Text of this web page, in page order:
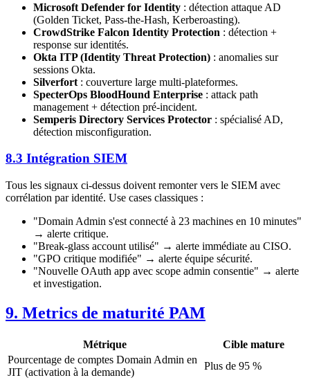
Microsoft Defender for Identity : détection attaque AD
(Golden Ticket, Pass-the-Hash, Kerberoasting).
CrowdStrike Falcon Identity Protection : détection +
response sur identités.
Okta ITP (Identity Threat Protection) : anomalies sur
sessions Okta.
Silverfort : couverture large multi-plateformes.
SpecterOps BloodHound Enterprise : attack path
management + détection pré-incident.
Semperis Directory Services Protector : spécialisé AD,
détection misconfiguration.
8.3 Intégration SIEM
Tous les signaux ci-dessus doivent remonter vers le SIEM avec
corrélation par identité. Use cases classiques :
"Domain Admin s'est connecté à 23 machines en 10 minutes"
→ alerte critique.
"Break-glass account utilisé" → alerte immédiate au CISO.
"GPO critique modifiée" → alerte équipe sécurité.
"Nouvelle OAuth app avec scope admin consentie" → alerte
et investigation.
9. Metrics de maturité PAM
Métrique
Cible mature
Pourcentage de comptes Domain Admin en
JIT (activation à la demande)
Plus de 95 %